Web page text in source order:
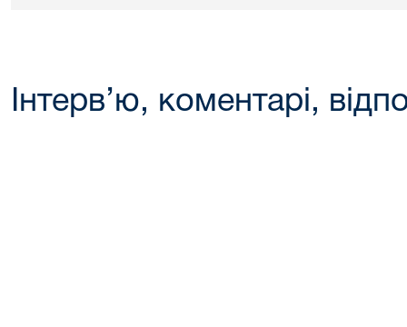
Інтерв’ю, коментарі,